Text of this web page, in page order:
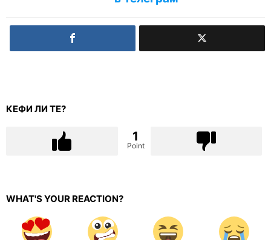
КЕФИ ЛИ ТЕ?
1
Point
WHAT'S YOUR REACTION?